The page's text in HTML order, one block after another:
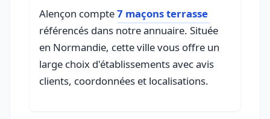
Alençon compte7 maçons terrasse
référencés dans notre annuaire. Située
en Normandie, cette ville vous offre un
large choix d'établissements avec avis
clients, coordonnées et localisations.